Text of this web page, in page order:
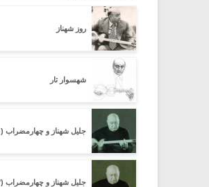
روز شهناز
شهسوار تار
جلیل شهناز و چهارمضراب (۱)
جلیل شهناز و چهارمضراب (۲)